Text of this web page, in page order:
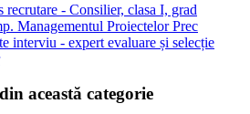
- Consilier, clasa I, grad
Managementul ProiectelorPrec
interviu - expert evaluare și selecție
această categorie